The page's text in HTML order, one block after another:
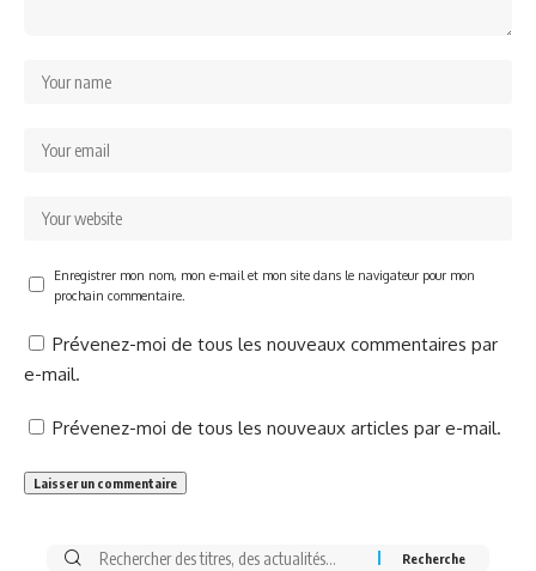
Enregistrer mon nom, mon e-mail et mon site dans le navigateur pour mon
prochain commentaire.
Prévenez-moi de tous les nouveaux commentaires par
e-mail.
Prévenez-moi de tous les nouveaux articles par e-mail.
Rechercher: